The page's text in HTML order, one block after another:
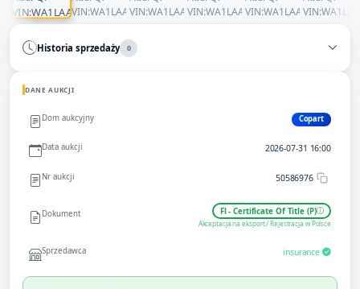
Historia sprzedaży 0
DANE AUKCJI
Dom aukcyjny Copart
Data aukcji 2026-07-31 16:00
Nr aukcji 50586976
Dokument Fl - Certificate Of Title (P)
Akceptacja na eksport / Rejestracja w Polsce
Sprzedawca insurance